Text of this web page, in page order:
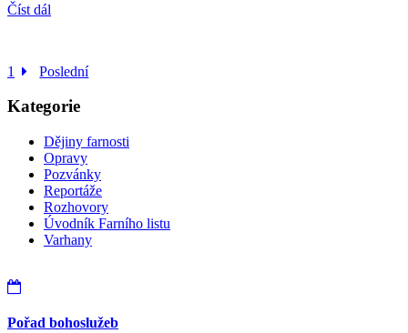
Číst dál
1 Poslední
Kategorie
Dějiny farnosti
Opravy
Pozvánky
Reportáže
Rozhovory
Úvodník Farního listu
Varhany
Pořad bohoslužeb